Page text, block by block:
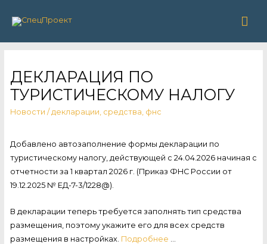
ДЕКЛАРАЦИЯ ПО
ТУРИСТИЧЕСКОМУ НАЛОГУ
Новости / декларации средства фнс
Добавлено автозаполнение формы декларации по
туристическому налогу, действующей с 24.04.2026 начиная с
отчетности за 1 квартал 2026 г. (Приказ ФНС России от
19.12.2025 № ЕД-7-3/1228@).
В декларации теперь требуется заполнять тип средства
размещения, поэтому укажите его для всех средств
размещения в настройках. Подробнее